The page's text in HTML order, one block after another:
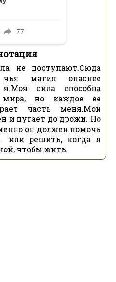
не поступают.Сюда
магия опаснее
сила способна
мира, но каждое ее
часть меня.Мой
и пугает до дрожи. Но
он должен помочь
или решить, когда я
чтобы жить.